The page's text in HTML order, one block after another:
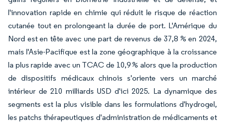
l'innovation rapide en chimie qui réduit le risque de réaction
cutanée tout en prolongeant la durée de port. L'Amérique du
Nord est en tête avec une part de revenus de 37,8 % en 2024,
mais l'Asie-Pacifique est la zone géographique à la croissance
la plus rapide avec un TCAC de 10,9 % alors que la production
de dispositifs médicaux chinois s'oriente vers un marché
intérieur de 210 milliards USD d'ici 2025. La dynamique des
segments est la plus visible dans les formulations d'hydrogel,
les patchs thérapeutiques d'administration de médicaments et